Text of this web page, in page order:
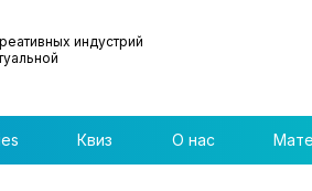
индустрий
Квиз О нас